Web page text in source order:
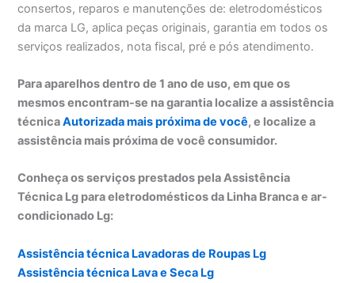
consertos, reparos e manutenções de: eletrodomésticos
da marca LG, aplica peças originais, garantia em todos os
serviços realizados, nota fiscal, pré e pós atendimento.
Para aparelhos dentro de 1 ano de uso, em que os
mesmos encontram-se na garantia localize a assistência
técnicaAutorizada mais próxima de você, e localize a
assistência mais próxima de você consumidor.
Conheça os serviços prestados pela Assistência
Técnica Lg para eletrodomésticos da Linha Branca e ar-
condicionado Lg:
Assistência técnica Lavadoras de Roupas Lg
Assistência técnica Lava e Seca Lg